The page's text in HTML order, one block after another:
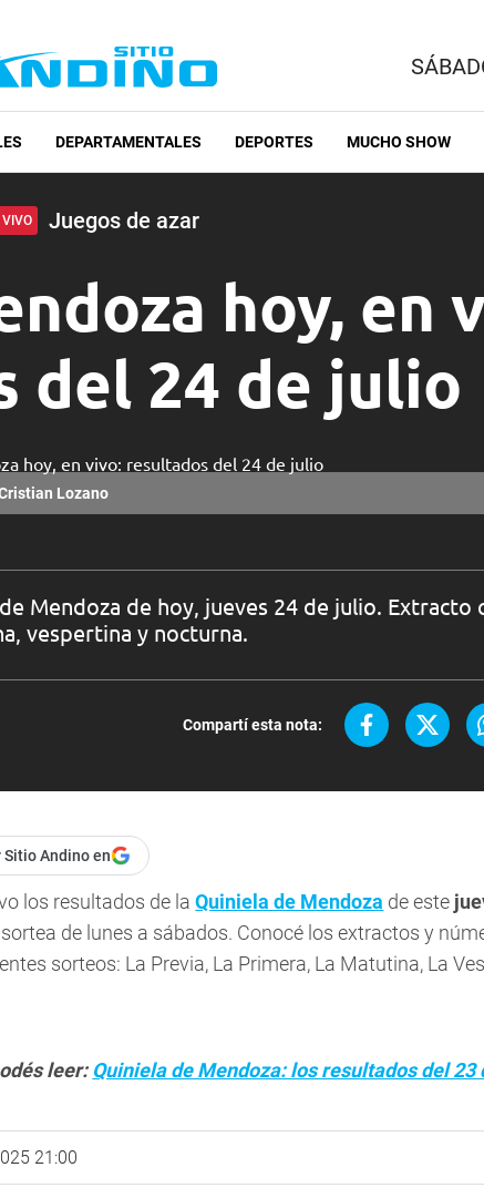
DEPARTAMENTALES DEPORTES MUCHO SHOW
VIVO Juegos de azar
hoy, en
del 24 de julio
Lozano
Mendoza de hoy, jueves 24 de julio. Extracto
vespertina y nocturna.
Compartí esta nota:
Sitio Andino en
los resultados de laQuiniela de Mendoza de este
de lunes a sábados. Conocé los extractos y
sorteos: La Previa, La Primera, La Matutina, La
leer: Quiniela de Mendoza: los resultados del 23
21:00